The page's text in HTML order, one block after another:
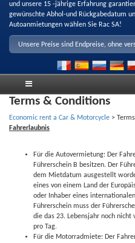
und unsere 15 -jährige Erfahrung
gewünschte Abhol-und Rückgabedatum
Autoanmietungen wählen Sie Rac SA!
Unsere Preise sind Endpreise, ohne
Terms & Conditions
Economic rent a Car & Motorcycle >
Fahrerlaubnis
Für die Autovermietung: Der
Führerschein B besitzen. Der
dem Mietdatum ausgestellt
eines von einem Land der
oder Inhaber eines
Führerschein muss der
die das 23. Lebensjahr noch
pro Tag.
Für die Motorradmiete: Der